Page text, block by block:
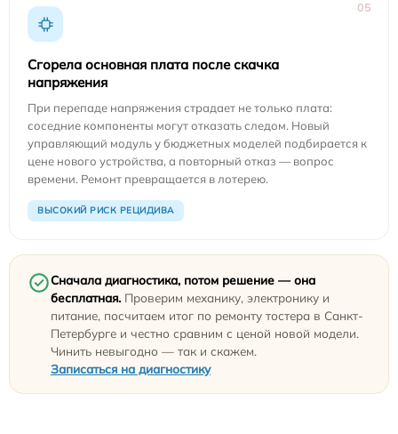
05
Сгорела основная плата после скачка
напряжения
При перепаде напряжения страдает не только плата:
соседние компоненты могут отказать следом. Новый
управляющий модуль у бюджетных моделей подбирается к
цене нового устройства, а повторный отказ — вопрос
времени. Ремонт превращается в лотерею.
ВЫСОКИЙ РИСК РЕЦИДИВА
Сначала диагностика, потом решение — она
бесплатная. Проверим механику, электронику и
питание, посчитаем итог по ремонту тостера в Санкт-
Петербурге и честно сравним с ценой новой модели.
Чинить невыгодно — так и скажем.
Записаться на диагностику